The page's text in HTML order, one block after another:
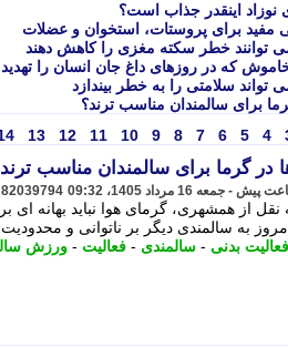
نوزاد اینقدر جذاب است؟
که در روزهای داغ جان انسان را
تواند سلامتی را به خطر بیندازد
برای سالمندان مناسب ترند؟
4
5
6
7
8
9
10
11
12
13
گرما برای سالمندان مناسب
82039794
نقل از همشهری، گرمای هوا نباید بهانه
به سالمندی دیگر بر ناتوانی و محدودیت
فعالیت بدنی - سالمندی - فعالیت - ورزش